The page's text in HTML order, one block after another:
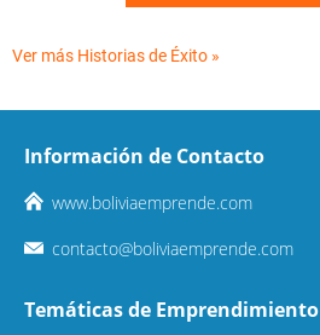
Ver más Historias de Éxito »
Información de Contacto
www.boliviaemprende.com
contacto@boliviaemprende.com
Temáticas de Emprendimiento